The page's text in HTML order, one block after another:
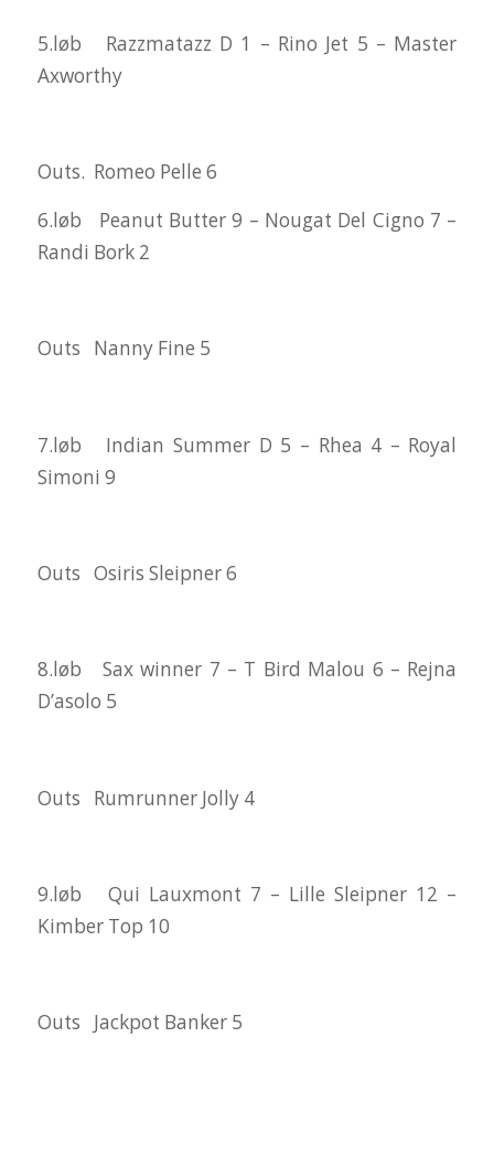
5.løb Razzmatazz D 1 – Rino Jet 5 – Master
Axworthy
Outs. Romeo Pelle 6
6.løb Peanut Butter 9 – Nougat Del Cigno 7 –
Randi Bork 2
Outs Nanny Fine 5
7.løb Indian Summer D 5 – Rhea 4 – Royal
Simoni 9
Outs Osiris Sleipner 6
8.løb Sax winner 7 – T Bird Malou 6 – Rejna
D’asolo 5
Outs Rumrunner Jolly 4
9.løb Qui Lauxmont 7 – Lille Sleipner 12 –
Kimber Top 10
Outs Jackpot Banker 5